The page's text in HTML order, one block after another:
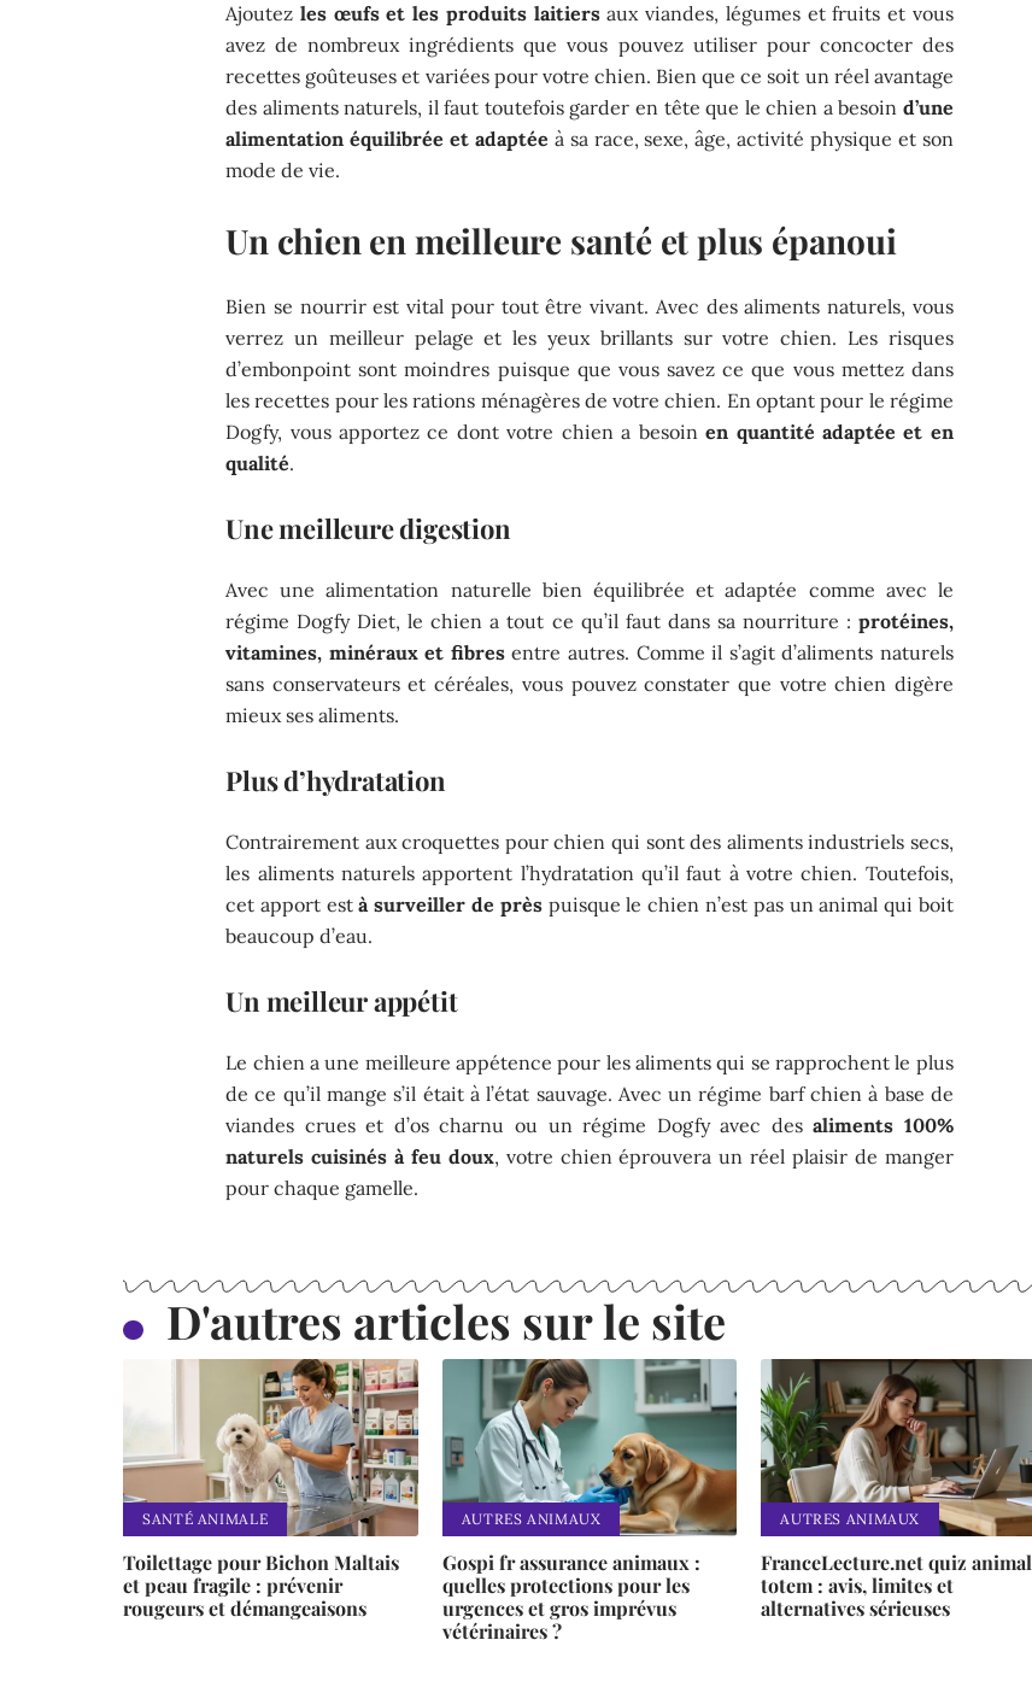
Ajoutez les œufs et les produits laitiersaux viandes, légumes et fruits et vous
avez de nombreux ingrédients que vous pouvez utiliser pour concocter des
recettes goûteuses et variées pour votre chien. Bien que ce soit un réel avantage
des aliments naturels, il faut toutefois garder en tête que le chien a besoin d’une
alimentation équilibrée et adaptée à sa race, sexe, âge, activité physique et son
mode de vie.
Un chien en meilleure santé et plus épanoui
Bien se nourrir est vital pour tout être vivant. Avec des aliments naturels, vous
verrez un meilleur pelage et les yeux brillants sur votre chien. Les risques
d’embonpoint sont moindres puisque que vous savez ce que vous mettez dans
les recettes pour les rations ménagères de votre chien. En optant pour le régime
Dogfy, vous apportez ce dont votre chien a besoinen quantité adaptée et en
qualité.
Une meilleure digestion
Avec une alimentation naturelle bien équilibrée et adaptée comme avec le
régime Dogfy Diet, le chien a tout ce qu’il faut dans sa nourriture : protéines,
vitamines, minéraux et fibresentre autres. Comme il s’agit d’aliments naturels
sans conservateurs et céréales, vous pouvez constater que votre chien digère
mieux ses aliments.
Plus d’hydratation
Contrairement aux croquettes pour chien qui sont des aliments industriels secs,
les aliments naturels apportent l’hydratation qu’il faut à votre chien. Toutefois,
cet apport està surveiller de prèspuisque le chien n’est pas un animal qui boit
beaucoup d’eau.
Un meilleur appétit
Le chien a une meilleure appétence pour les aliments qui se rapprochent le plus
de ce qu’il mange s’il était à l’état sauvage. Avec un régime barf chien à base de
viandes crues et d’os charnu ou un régime Dogfy avec desaliments 100%
naturels cuisinés à feu doux, votre chien éprouvera un réel plaisir de manger
pour chaque gamelle.
D'autres articles sur le site
SANTÉ ANIMALE
Toilettage pour Bichon Maltais
et peau fragile : prévenir
rougeurs et démangeaisons
AUTRES ANIMAUX
Gospi fr assurance animaux :
quelles protections pour les
urgences et gros imprévus
vétérinaires ?
AUTRES ANIMAUX
FranceLecture.net quiz animal
totem : avis, limites et
alternatives sérieuses